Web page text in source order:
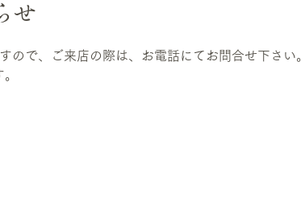
せ
ので、ご来店の際は、お電話にてお問合せ下さい。